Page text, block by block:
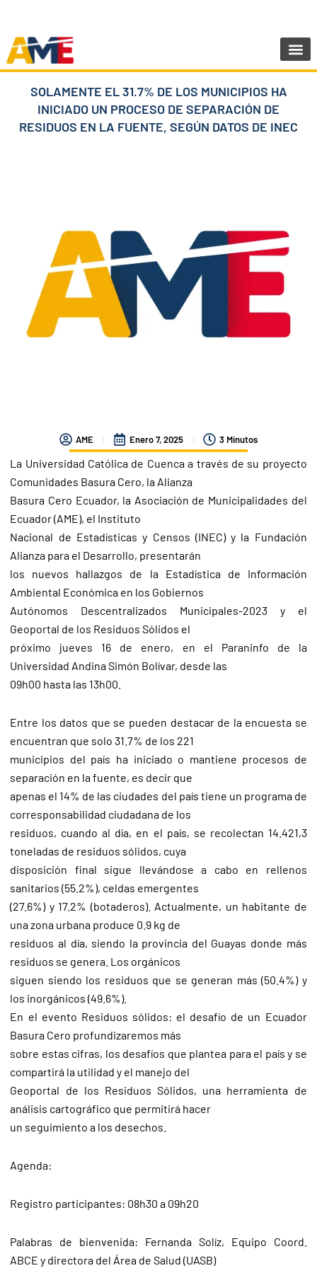
contenido
SOLAMENTE EL 31.7% DE LOS MUNICIPIOS HA
INICIADO UN PROCESO DE SEPARACIÓN DE
RESIDUOS EN LA FUENTE, SEGÚN DATOS DE INEC
AME Enero 7, 2025 3 Minutos
La Universidad Católica de Cuenca a través de su proyecto
Comunidades Basura Cero, la Alianza
Basura Cero Ecuador, la Asociación de Municipalidades del
Ecuador (AME), el Instituto
Nacional de Estadísticas y Censos (INEC) y la Fundación
Alianza para el Desarrollo, presentarán
los nuevos hallazgos de la Estadística de Información
Ambiental Económica en los Gobiernos
Autónomos Descentralizados Municipales-2023 y el
Geoportal de los Residuos Sólidos el
próximo jueves 16 de enero, en el Paraninfo de la
Universidad Andina Simón Bolívar, desde las
09h00 hasta las 13h00.
Entre los datos que se pueden destacar de la encuesta se
encuentran que solo 31.7% de los 221
municipios del país ha iniciado o mantiene procesos de
separación en la fuente, es decir que
apenas el 14% de las ciudades del país tiene un programa de
corresponsabilidad ciudadana de los
residuos, cuando al día, en el país, se recolectan 14.421,3
toneladas de residuos sólidos, cuya
disposición final sigue llevándose a cabo en rellenos
sanitarios (55.2%), celdas emergentes
(27.6%) y 17.2% (botaderos). Actualmente, un habitante de
una zona urbana produce 0.9 kg de
residuos al día, siendo la provincia del Guayas donde más
residuos se genera. Los orgánicos
siguen siendo los residuos que se generan más (50.4%) y
los inorgánicos (49.6%).
En el evento Residuos sólidos: el desafío de un Ecuador
Basura Cero profundizaremos más
sobre estas cifras, los desafíos que plantea para el país y se
compartirá la utilidad y el manejo del
Geoportal de los Residuos Sólidos, una herramienta de
análisis cartográfico que permitirá hacer
un seguimiento a los desechos.
Agenda:
Registro participantes: 08h30 a 09h20
Palabras de bienvenida: Fernanda Solíz, Equipo Coord.
ABCE y directora del Área de Salud (UASB)